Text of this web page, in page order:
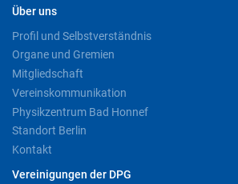
Über uns
Profil und Selbstverständnis
Organe und Gremien
Mitgliedschaft
Vereinskommunikation
Physikzentrum Bad Honnef
Standort Berlin
Kontakt
Vereinigungen der DPG